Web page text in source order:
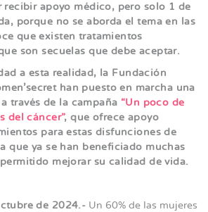
recibir apoyo médico, pero solo 1 de
porque no se aborda el tema en las
que existen tratamientos
son secuelas que debe aceptar.
a esta realidad, la Fundación
han puesto en marcha una
través de la campaña “Un poco de
del cáncer”, que ofrece apoyo
para estas disfunciones de
que ya se han beneficiado muchas
mejorar su calidad de vida.
de 2024.- Un 60% de las mujeres